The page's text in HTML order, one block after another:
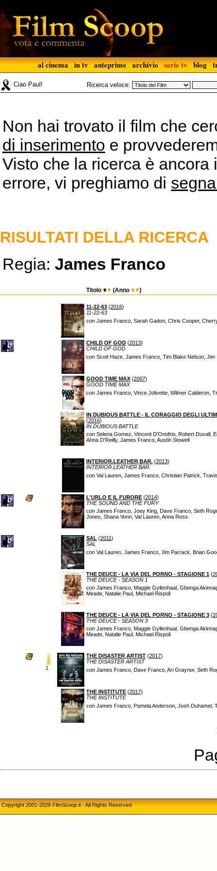
al cinema in tv anteprime archivio serie tv blog
Ciao Paul! Ricerca veloce:
Non hai trovato il film che
di inserimento e
Visto che la ricerca è
errore, vi preghiamo di
RISULTATI DELLA RICERCA
Regia: James Franco
Titolo (Anno )
11-22-63 (2016)
11-22-63
con James Franco, Sarah Gadon, Chris Cooper,
CHILD OF GOD (2013)
CHILD OF GOD
con Scott Haze, James Franco, Tim Blake Nelson,
GOOD TIME MAX (2007)
GOOD TIME MAX
con James Franco, Vince Jolivette, Wilmer Calderon,
IN DUBIOUS BATTLE - IL CORAGGIO DEGLI
(2016)
IN DUBIOUS BATTLE
con Selena Gomez, Vincent D'Onofrio, Robert Duvall,
Ahna O'Reilly, James Franco, Austin Stowell
INTERIOR.LEATHER BAR. (2013)
INTERIOR.LEATHER BAR.
con Val Lauren, James Franco, Christian Patrick,
L'URLO E IL FURORE (2014)
THE SOUND AND THE FURY
con James Franco, Joey King, Dave Franco, Seth
Jones, Shana Vonn, Val Lauren, Anna Ross
SAL (2011)
SAL
con Val Lauren, James Franco, Jim Parrack, Brian
THE DEUCE - LA VIA DEL PORNO - STAGIONE 1 (
THE DEUCE - SEASON 1
con James Franco, Maggie Gyllenhaal, Gbenga
Meade, Natalie Paul, Michael Rispoli
THE DEUCE - LA VIA DEL PORNO - STAGIONE 3 (
THE DEUCE - SEASON 3
con James Franco, Maggie Gyllenhaal, Gbenga
Meade, Natalie Paul, Michael Rispoli
1
THE DISASTER ARTIST (2017)
THE DISASTER ARTIST
con James Franco, Dave Franco, Ari Graynor, Seth
THE INSTITUTE (2017)
THE INSTITUTE
con James Franco, Pamela Anderson, Josh Duhamel,
Copyright 2001-2026 FilmScoop.it - All Rights Reserved